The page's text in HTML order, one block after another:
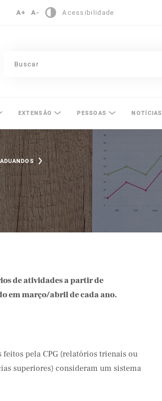
A+ A- Acessibilidade
EXTENSÃO PESSOAS NOTÍCIAS
de atividades a partir de
em março/abril de cada ano.
pela CPG (relatórios trienais ou
superiores) consideram um sistema